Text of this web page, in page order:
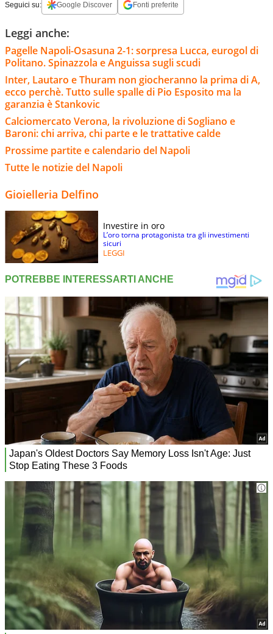
Seguici su: Google Discover Fonti preferite
Leggi anche:
Pagelle Napoli-Osasuna 2-1: sorpresa Lucca, eurogol di
Politano. Spinazzola e Anguissa sugli scudi
Inter, Lautaro e Thuram non giocheranno la prima di A,
ecco perchè. Tutto sulle spalle di Pio Esposito ma la
garanzia è Stankovic
Calciomercato Verona, la rivoluzione di Sogliano e
Baroni: chi arriva, chi parte e le trattative calde
Prossime partite e calendario del Napoli
Tutte le notizie del Napoli
Gioielleria Delfino
Investire in oro
L’oro torna protagonista tra gli investimenti
sicuri
LEGGI